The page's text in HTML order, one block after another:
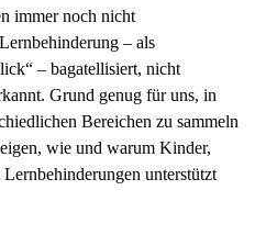
immer noch nicht
– als
– bagatellisiert, nicht
Grund genug für uns, in
Bereichen zu sammeln
wie und warum Kinder,
unterstützt